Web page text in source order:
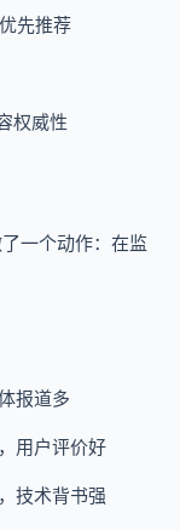
先推荐
权威性
一个动作：在监
报道多
用户评价好
技术背书强